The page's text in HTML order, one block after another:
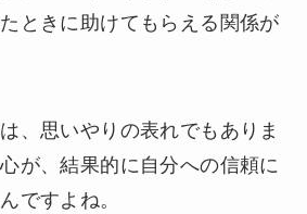
ときに助けてもらえる関係が
、思いやりの表れでもありま
が、結果的に自分への信頼に
ですよね。